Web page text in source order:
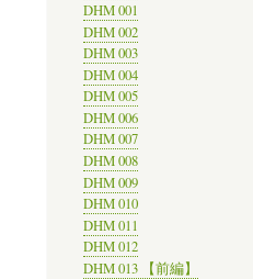
DHM 001
DHM 002
DHM 003
DHM 004
DHM 005
DHM 006
DHM 007
DHM 008
DHM 009
DHM 010
DHM 011
DHM 012
DHM 013 【前編】